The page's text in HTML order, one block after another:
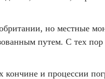
но местные
путем. С тех пор
и процессии